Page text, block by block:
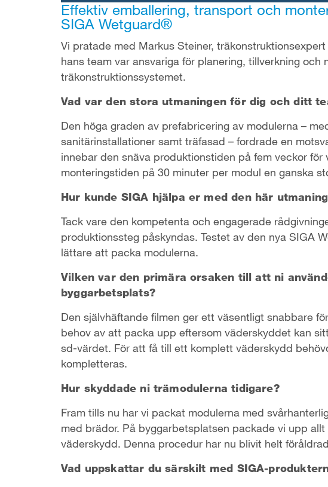
Effektiv emballering, transport och
SIGA Wetguard®
Vi pratade med Markus Steiner,
hans team var ansvariga för planering, tillverkning och
träkonstruktionssystemet.
Vad var den stora utmaningen för dig och ditt
Den höga graden av prefabricering av modulerna –
sanitärinstallationer samt träfasad – fordrade en
innebar den snäva produktionstiden på fem veckor
monteringstiden på 30 minuter per modul en ganska
Hur kunde SIGA hjälpa er med den här
Tack vare den kompetenta och engagerade
produktionssteg påskyndas. Testet av den nya SIGA
lättare att packa modulerna.
Vilken var den primära orsaken till att ni
byggarbetsplats?
Den självhäftande filmen ger ett väsentligt snabbare
behov av att packa upp eftersom väderskyddet kan
sd-värdet. För att få till ett komplett väderskydd
kompletteras.
Hur skyddade ni trämodulerna tidigare?
Fram tills nu har vi packat modulerna med
med brädor. På byggarbetsplatsen packade vi upp
väderskydd. Denna procedur har nu blivit helt
Vad uppskattar du särskilt med SIGA-